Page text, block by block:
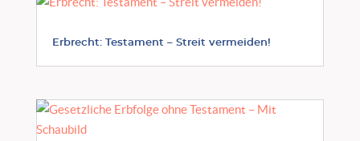
Erbrecht: Testament – Streit vermeiden!